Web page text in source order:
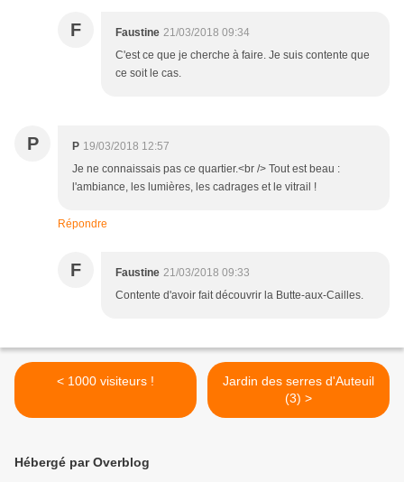
F Faustine 21/03/2018 09:34
C'est ce que je cherche à faire. Je suis contente que
ce soit le cas.
P P 19/03/2018 12:57
Je ne connaissais pas ce quartier.<br /> Tout est beau :
l'ambiance, les lumières, les cadrages et le vitrail !
Répondre
F Faustine 21/03/2018 09:33
Contente d'avoir fait découvrir la Butte-aux-Cailles.
< 1000 visiteurs !
Jardin des serres d'Auteuil
(3) >
Hébergé par Overblog